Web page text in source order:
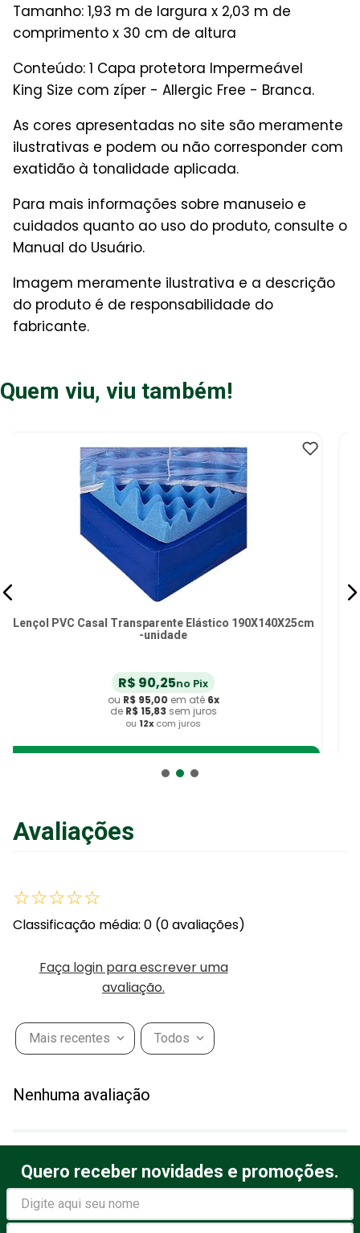
Tamanho: 1,93 m de largura x 2,03 m de
comprimento x 30 cm de altura
Conteúdo: 1 Capa protetora Impermeável
King Size com zíper - Allergic Free - Branca.
As cores apresentadas no site são meramente
ilustrativas e podem ou não corresponder com
exatidão à tonalidade aplicada.
Para mais informações sobre manuseio e
cuidados quanto ao uso do produto, consulte o
Manual do Usuário.
Imagem meramente ilustrativa e a descrição
do produto é de responsabilidade do
fabricante.
Quem viu, viu também!
Lençol PVC Solteiro TC Fraldas Transparente Elástico
190X90X25cm - unidade
R$66,41no Pix
69 90 em até
Avaliações
☆☆☆☆☆
Classificação média: 0 (0 avaliações)
Faça login para escrever uma
avaliação.
Mais recentes Todos
Nenhuma avaliação
Quero receber novidades e promoções.